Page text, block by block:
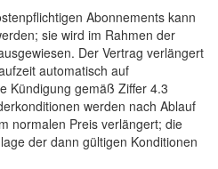
Abonnements kann
sie wird im Rahmen der
Der Vertrag verlängert
automatisch auf
Kündigung gemäß Ziffer 4.3
werden nach Ablauf
normalen Preis verlängert; die
der dann gültigen Konditionen